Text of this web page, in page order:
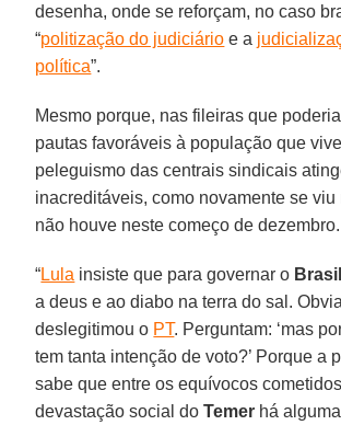
desenha, onde se reforçam, no caso
“politização do judiciário e a
política”.
Mesmo porque, nas fileiras que
pautas favoráveis à população que
peleguismo das centrais sindicais
inacreditáveis, como novamente se
não houve neste começo de dezembro.
“Lula insiste que para governar o Brasil
a deus e ao diabo na terra do sal.
deslegitimou o PT. Perguntam: ‘mas
tem tanta intenção de voto?’ Porque a
sabe que entre os equívocos
devastação social doTemer há